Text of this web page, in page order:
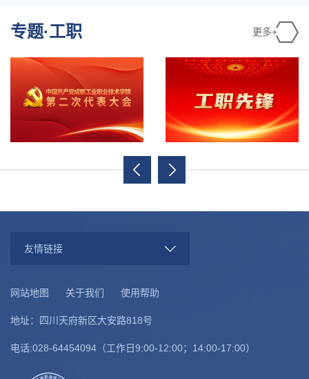
专题·工职 更多+
友情链接
网站地图 关于我们 使用帮助
地址：四川天府新区大安路818号
电话:028-64454094（工作日9:00-12:00；14:00-17:00）